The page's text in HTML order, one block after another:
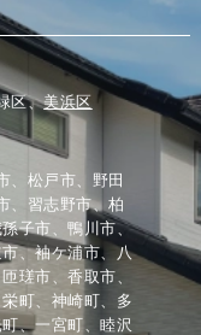
区、美浜区
、松戸市、野田
、習志野市、柏
子市、鴨川市、
、袖ケ浦市、八
瑳市、香取市、
町、神崎町、多
、一宮町、睦沢